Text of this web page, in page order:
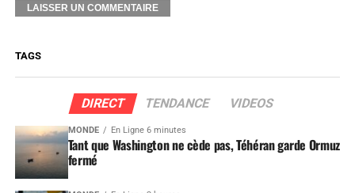
TAGS
DIRECT TENDANCE VIDEOS
MONDE En Ligne 6 minutes
Tant que Washington ne cède pas, Téhéran garde Ormuz
fermé